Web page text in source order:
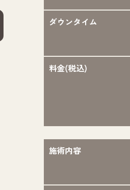
ダウンタイム
料金(税込)
施術内容